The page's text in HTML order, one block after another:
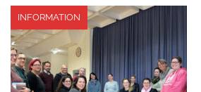
INFORMATION